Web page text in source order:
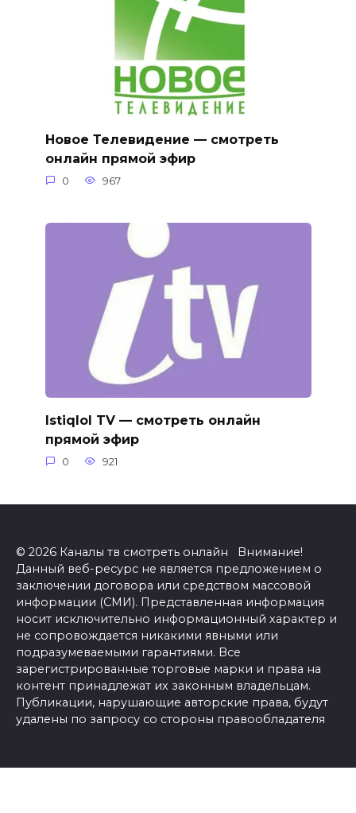
Новое Телевидение — смотреть
онлайн прямой эфир
0 967
Istiqlol TV — смотреть онлайн
прямой эфир
0 921
© 2026 Каналы тв смотреть онлайн Внимание!
Данный веб-ресурс не является предложением о
заключении договора или средством массовой
информации (СМИ). Представленная информация
носит исключительно информационный характер и
не сопровождается никакими явными или
подразумеваемыми гарантиями. Все
зарегистрированные торговые марки и права на
контент принадлежат их законным владельцам.
Публикации, нарушающие авторские права, будут
удалены по запросу со стороны правообладателя